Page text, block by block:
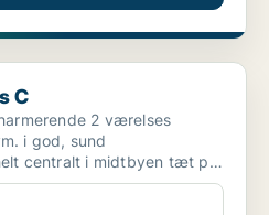
C
i god, sund
centralt i midtbyen tæt på